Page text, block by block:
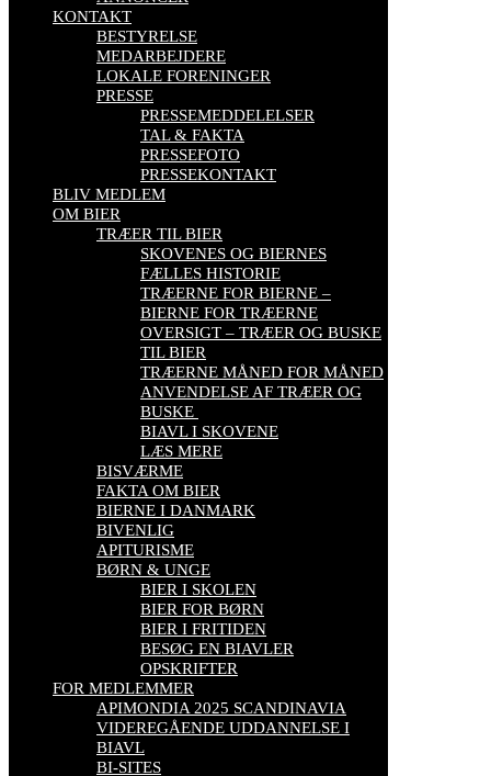
KONTAKT
BESTYRELSE
MEDARBEJDERE
LOKALE FORENINGER
PRESSE
PRESSEMEDDELELSER
TAL & FAKTA
PRESSEFOTO
PRESSEKONTAKT
BLIV MEDLEM
OM BIER
TRÆER TIL BIER
SKOVENES OG BIERNES
FÆLLES HISTORIE
TRÆERNE FOR BIERNE –
BIERNE FOR TRÆERNE
OVERSIGT – TRÆER OG BUSKE
TIL BIER
TRÆERNE MÅNED FOR MÅNED
ANVENDELSE AF TRÆER OG
BUSKE
BIAVL I SKOVENE
LÆS MERE
BISVÆRME
FAKTA OM BIER
BIERNE I DANMARK
BIVENLIG
APITURISME
BØRN & UNGE
BIER I SKOLEN
BIER FOR BØRN
BIER I FRITIDEN
BESØG EN BIAVLER
OPSKRIFTER
FOR MEDLEMMER
APIMONDIA 2025 SCANDINAVIA
VIDEREGÅENDE UDDANNELSE I
BIAVL
BI-SITES